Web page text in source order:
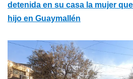
detenida en su casa la mujer
hijo en Guaymallén